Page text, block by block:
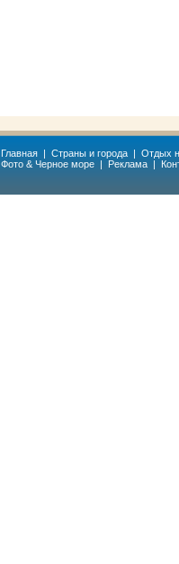
Главная | Страны и города | Отдых
Фото & Черное море | Реклама |